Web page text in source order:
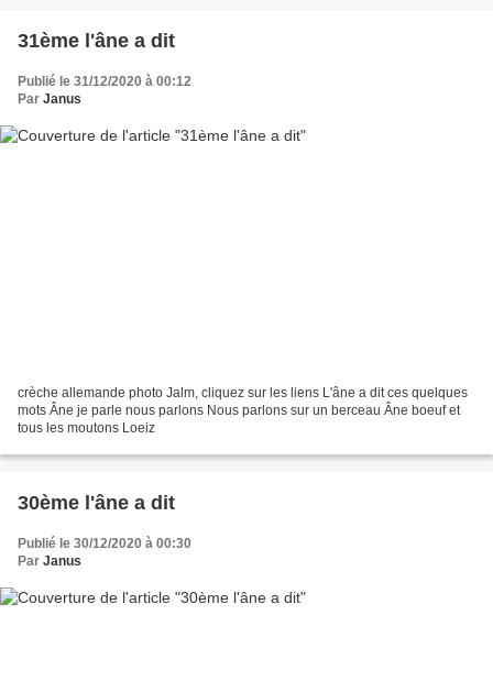
31ème l'âne a dit
Publié le 31/12/2020 à 00:12
Par Janus
crèche allemande photo Jalm, cliquez sur les liens L'âne a dit ces quelques
mots Âne je parle nous parlons Nous parlons sur un berceau Âne boeuf et
tous les moutons Loeiz
30ème l'âne a dit
Publié le 30/12/2020 à 00:30
Par Janus